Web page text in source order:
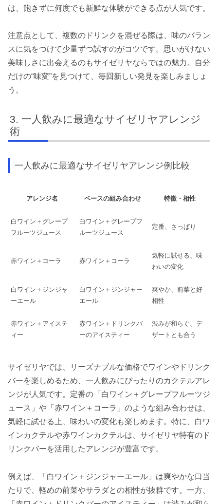
は、飽きずに何度でも新鮮な体験ができる点が人気です。
注意点として、複数のドリンクを混ぜる際は、味のバラン
スに気をつけて少量ずつ試すのがコツです。思いがけない
美味しさに出会えるのもサイゼリヤならではの魅力。自分
だけの“味変”を見つけて、毎回新しい発見を楽しみましょ
う。
一人飲みに最適なサイゼリヤアレンジ
術
一人飲みに最適なサイゼリヤアレンジ例比較
アレンジ名 ベースの組み合わせ 特徴・相性
白ワイン＋グレープ
フルーツジュース
白ワイン＋グレープフ
ルーツジュース
定番、さっぱり
赤ワイン＋コーラ 赤ワイン＋コーラ
気軽に試せる、味
わいの変化
白ワイン＋ジンジャ
ーエール
白ワイン＋ジンジャー
エール
爽やか、前菜と好
相性
赤ワイン＋アイステ
ィー
赤ワイン＋ドリンクバ
ーのアイスティー
渋みが和らぐ、デ
ザートとも合う
サイゼリヤでは、リーズナブルな価格でワインやドリンク
バーを楽しめるため、一人飲みにぴったりのカクテルアレ
ンジが人気です。定番の「白ワイン＋グレープフルーツジ
ュース」や「赤ワイン＋コーラ」のような組み合わせは、
気軽に試せる上、味わいの変化も楽しめます。特に、白ワ
インカクテルや赤ワインカクテルは、サイゼリヤ特有のド
リンクバーを活用したアレンジが豊富です。
例えば、「白ワイン＋ジンジャーエール」は爽やかな口当
たりで、軽めの前菜やサラダとの相性が抜群です。一方、